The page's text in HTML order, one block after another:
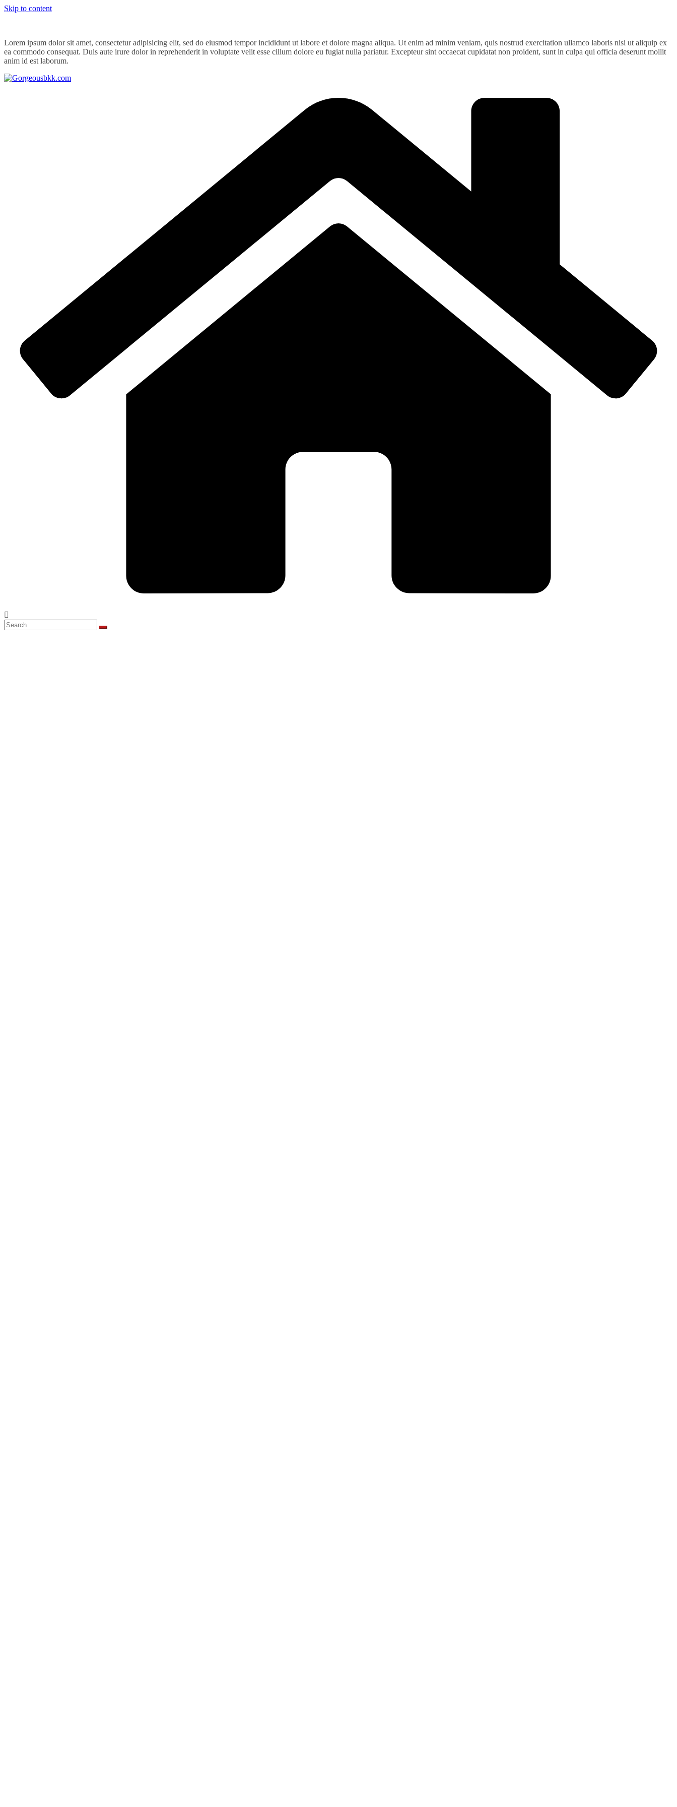
Skip to content
Lorem ipsum dolor sit amet, consectetur adipisicing elit, sed do eiusmod tempor incididunt ut labore et dolore magna aliqua. Ut enim ad minim veniam, quis nostrud exercitation ullamco laboris nisi ut aliquip ex
ea commodo consequat. Duis aute irure dolor in reprehenderit in voluptate velit esse cillum dolore eu fugiat nulla pariatur. Excepteur sint occaecat cupidatat non proident, sunt in culpa qui officia deserunt mollit
anim id est laborum.